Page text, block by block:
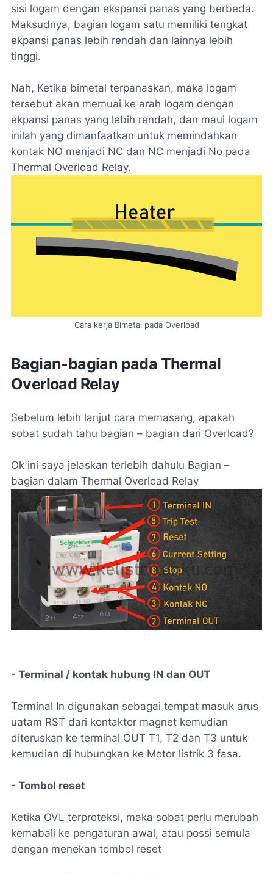
sisi logam dengan ekspansi panas yang berbeda.
Maksudnya, bagian logam satu memiliki tengkat
ekpansi panas lebih rendah dan lainnya lebih
tinggi.
Nah, Ketika bimetal terpanaskan, maka logam
tersebut akan memuai ke arah logam dengan
ekpansi panas yang lebih rendah, dan maui logam
inilah yang dimanfaatkan untuk memindahkan
kontak NO menjadi NC dan NC menjadi No pada
Thermal Overload Relay.
Cara kerja Bimetal pada Overload
Bagian-bagian pada Thermal
Overload Relay
Sebelum lebih lanjut cara memasang, apakah
sobat sudah tahu bagian – bagian dari Overload?
Ok ini saya jelaskan terlebih dahulu Bagian –
bagian dalam Thermal Overload Relay
- Terminal / kontak hubung IN dan OUT
Terminal In digunakan sebagai tempat masuk arus
uatam RST dari kontaktor magnet kemudian
diteruskan ke terminal OUT T1, T2 dan T3 untuk
kemudian di hubungkan ke Motor listrik 3 fasa.
- Tombol reset
Ketika OVL terproteksi, maka sobat perlu merubah
kemabali ke pengaturan awal, atau possi semula
dengan menekan tombol reset